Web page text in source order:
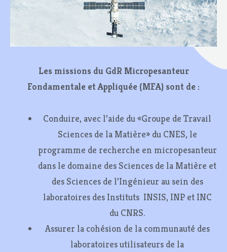
Les missions du GdR Micropesanteur
Fondamentale et Appliquée (MFA) sont de :
Conduire, avec l’aide du «Groupe de Travail
Sciences de la Matière» du CNES, le
programme de recherche en micropesanteur
dans le domaine des Sciences de la Matière et
des Sciences de l’Ingénieur au sein des
laboratoires des Instituts INSIS, INP et INC
du CNRS.
Assurer la cohésion de la communauté des
laboratoires utilisateurs de la